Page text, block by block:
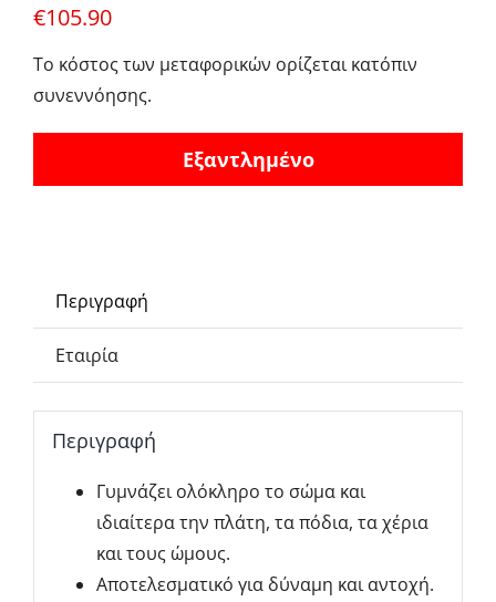
€105.90
Το κόστος των μεταφορικών ορίζεται κατόπιν
συνεννόησης.
Εξαντλημένο
Περιγραφή
Εταιρία
Περιγραφή
Γυμνάζει ολόκληρο το σώμα και
ιδιαίτερα την πλάτη, τα πόδια, τα χέρια
και τους ώμους.
Αποτελεσματικό για δύναμη και αντοχή.